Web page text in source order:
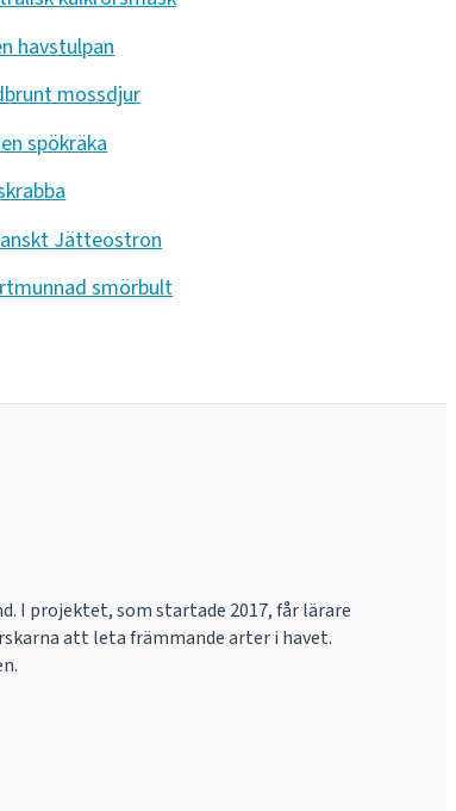
havstulpan
mossdjur
spökräka
Jätteostron
smörbult
I projektet, som startade 2017, får lärare
att leta främmande arter i havet.